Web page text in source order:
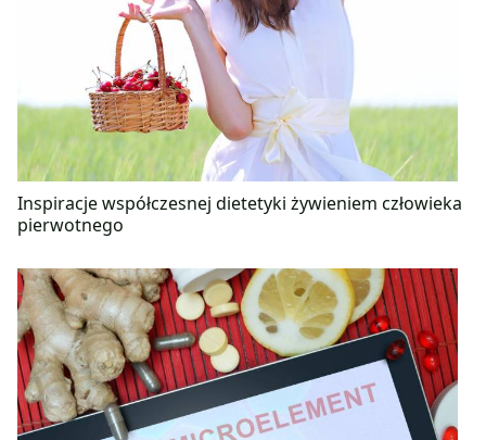
Inspiracje współczesnej dietetyki żywieniem człowieka
pierwotnego